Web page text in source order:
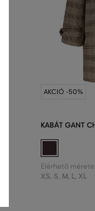
AKCIÓ -50%
KABÁT GANT
Elérhető
XS, S, M, L, XL